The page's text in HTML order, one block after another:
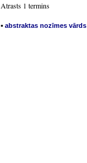
Atrasts 1 termins
▪ abstraktas nozīmes vārds